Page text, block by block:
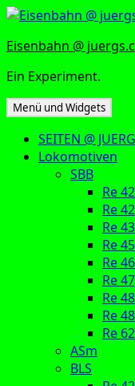
Zum
springen
Eisenbahn @
Ein Experiment.
Menü und Widgets
SEITEN @
Lokomotiven
SBB
Re
Re
Re
Re
Re
Re
Re
Re
Re
ASm
BLS